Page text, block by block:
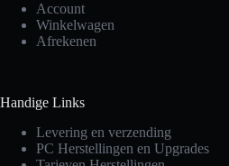
Account
Winkelwagen
Afrekenen
Handige Links
Levering en verzending
PC Herstellingen en Upgrades